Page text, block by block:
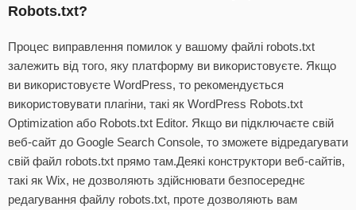
Robots.txt?
Процес виправлення помилок у вашому файлі robots.txt
залежить від того, яку платформу ви використовуєте. Якщо
ви використовуєте WordPress, то рекомендується
використовувати плагіни, такі як WordPress Robots.txt
Optimization або Robots.txt Editor. Якщо ви підключаєте свій
веб-сайт до Google Search Console, то зможете відредагувати
свій файл robots.txt прямо там.Деякі конструктори веб-сайтів,
такі як Wix, не дозволяють здійснювати безпосереднє
редагування файлу robots.txt, проте дозволяють вам